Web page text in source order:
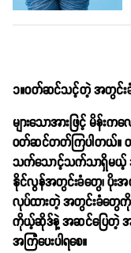
၁။ဝတ်ဆင်သင့်တဲ့ အတွင်းခံ
များသောအားဖြင့် မိ
ဝတ်ဆင်တတ်ကြပါတယ်
သက်သောင့်သက်သာရှိမယ့်
နိုင်လွန်အတွင်းခံတွေ၊ ပိုး
လုပ်ထားတဲ့ အတွင်းခံတွေ
ကိုယ့်ဆိုဒ်နဲ့ အဆင်ပြေတဲ့ အ
အကြံပေးပါရစေ။